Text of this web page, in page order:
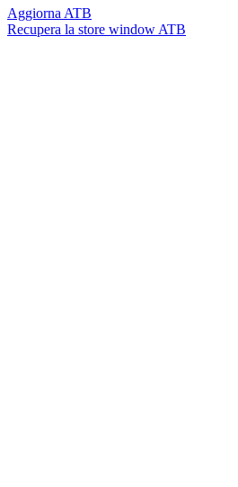
Aggiorna ATB
Recupera la store window ATB